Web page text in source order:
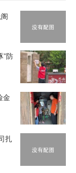
”防
金
扎